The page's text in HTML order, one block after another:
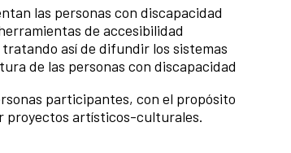
las personas con discapacidad
de accesibilidad
así de difundir los sistemas
de las personas con discapacidad
participantes, con el propósito
proyectos artísticos-culturales.